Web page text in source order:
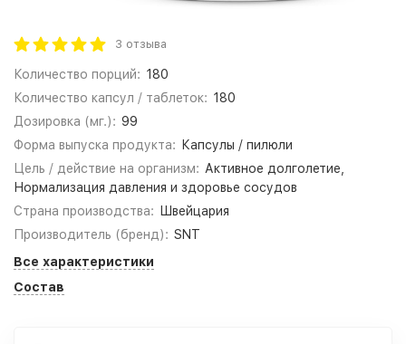
3 отзыва
Количество порций: 180
Количество капсул / таблеток: 180
Дозировка (мг.): 99
Форма выпуска продукта:
Капсулы / пилюли
Цель / действие на организм: Активное долголетие,
Нормализация давления и здоровье сосудов
Страна производства:
Швейцария
Производитель (бренд): SNT
Все характеристики
Состав